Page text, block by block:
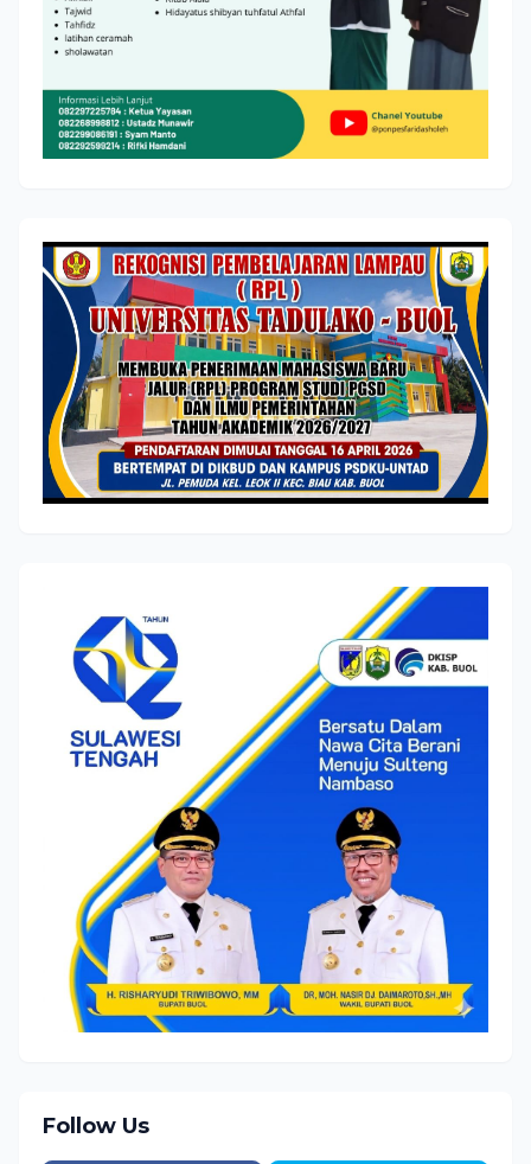
Follow Us